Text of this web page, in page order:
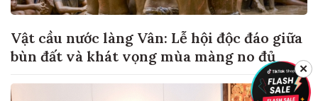
Vật cầu nước làng Vân: Lễ hội độc đáo giữa
bùn đất và khát vọng mùa màng no đủ
✕